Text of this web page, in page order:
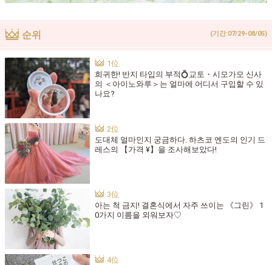
순위 (기간:07/29-08/05)
희귀한! 반지 타입의 부적💍교토・시모가모 신사
의 ＜아이노와루＞는 얼마에 어디서 구입할 수 있
나요?
도대체 얼마인지 궁금하다. 하츠코 엔도의 인기 드
레스의 【가격 ¥】을 조사해보았다!
아는 척 금지! 결혼식에서 자주 쓰이는 《그린》 1
0가지 이름을 외워보자♡